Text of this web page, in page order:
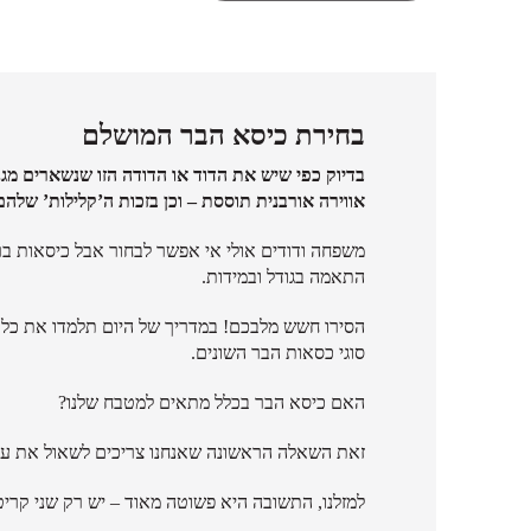
בחירת כיסא הבר המושלם
בדיוק כפי שיש את הדוד או הדודה הזו שנשארים
אווירה אורבנית תוססת – וכן בזכות ה’קלילות’
משפחה ודודים אולי אי אפשר לבחור אבל כיסאות
התאמה בגודל ובמידות.
הסירו חשש מלבכם! במדריך של היום תלמדו את כל
סוגי כסאות הבר השונים.
האם כיסא הבר בכלל מתאים למטבח שלנו?
זאת השאלה הראשונה שאנחנו צריכים לשאול את
למזלנו, התשובה היא פשוטה מאוד – יש רק שני